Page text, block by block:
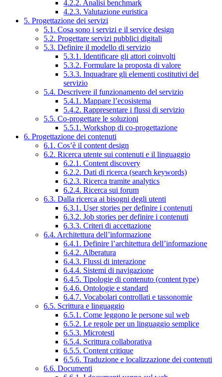
4.2.2. Analisi benchmark
4.2.3. Valutazione euristica
5. Progettazione dei servizi
5.1. Cosa sono i servizi e il service design
5.2. Progettare servizi pubblici digitali
5.3. Definire il modello di servizio
5.3.1. Identificare gli attori coinvolti
5.3.2. Formulare la proposta di valore
5.3.3. Inquadrare gli elementi costitutivi del
servizio
5.4. Descrivere il funzionamento del servizio
5.4.1. Mappare l’ecosistema
5.4.2. Rappresentare i flussi di servizio
5.5. Co-progettare le soluzioni
5.5.1. Workshop di co-progettazione
6. Progettazione dei contenuti
6.1. Cos’è il content design
6.2. Ricerca utente sui contenuti e il linguaggio
6.2.1. Content discovery
6.2.2. Dati di ricerca (search keywords)
6.2.3. Ricerca tramite analytics
6.2.4. Ricerca sui forum
6.3. Dalla ricerca ai bisogni degli utenti
6.3.1. User stories per definire i contenuti
6.3.2. Job stories per definire i contenuti
6.3.3. Criteri di accettazione
6.4. Architettura dell’informazione
6.4.1. Definire l’architettura dell’informazione
6.4.2. Alberatura
6.4.3. Flussi di interazione
6.4.4. Sistemi di navigazione
6.4.5. Tipologie di contenuto (content type)
6.4.6. Ontologie e standard
6.4.7. Vocabolari controllati e tassonomie
6.5. Scrittura e linguaggio
6.5.1. Come leggono le persone sul web
6.5.2. Le regole per un linguaggio semplice
6.5.3. Microtesti
6.5.4. Scrittura collaborativa
6.5.5. Content critique
6.5.6. Traduzione e localizzazione dei contenuti
6.6. Documenti